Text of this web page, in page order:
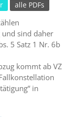
alle PDFs
sind daher
5 Satz 1 Nr. 6b
kommt ab VZ
in